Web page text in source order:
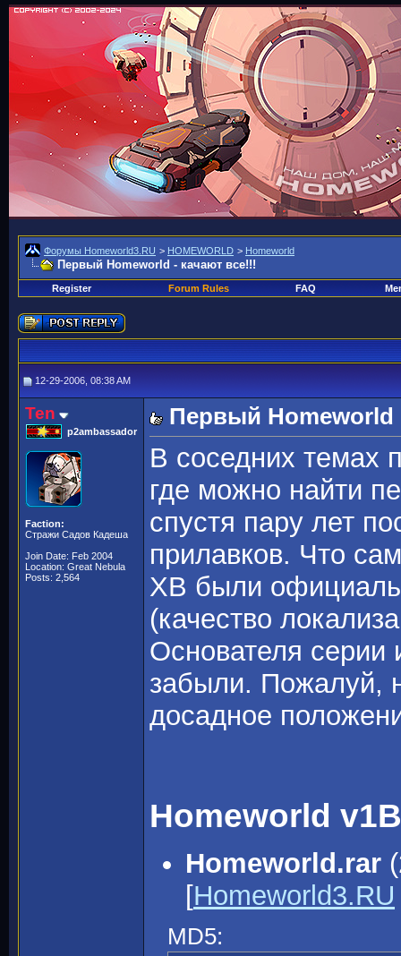
Форумы Homeworld3.RU > HOMEWORLD > Homeworld
Первый Homeworld - качают все!!!
Register Forum Rules FAQ
12-29-2006, 08:38 AM
Ten
p2ambassador
Faction:
Стражи Садов Кадеша
Join Date: Feb 2004
Location: Great Nebula
Posts: 2,564
Первый Homeworld
В соседних темах
где можно найти
спустя пару лет
прилавков. Что
ХВ были
(качество
Основателя серии
забыли. Пожалуй,
досадное
Homeworld
Homeworld.rar
[Homeworld3.RU
MD5: